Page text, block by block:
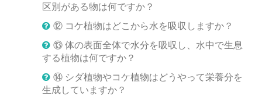
区別がある物は何ですか？
⑫ コケ植物はどこから水を吸収しますか？
⑬ 体の表面全体で水分を吸収し、水中で生息
する植物は何ですか？
⑭ シダ植物やコケ植物はどうやって栄養分を
生成していますか？